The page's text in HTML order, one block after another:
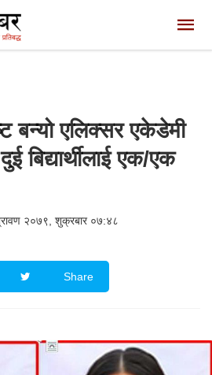
बन्यो एलिक्सर एकेडेमी
बिद्यार्थीलाई एक/एक
२०७९, शुक्रबार ०७:४८
Share